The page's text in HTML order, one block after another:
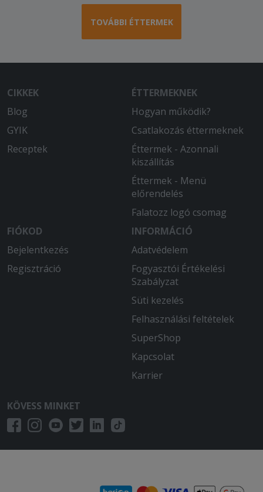
TOVÁBBI ÉTTERMEK
CIKKEK
Blog
GYIK
Receptek
ÉTTERMEKNEK
Hogyan működik?
Csatlakozás éttermeknek
Éttermek - Azonnali
kiszállítás
Éttermek - Menü
előrendelés
Falatozz logó csomag
FIÓKOD
Bejelentkezés
Regisztráció
INFORMÁCIÓ
Adatvédelem
Fogyasztói Értékelési
Szabályzat
Süti kezelés
Felhasználási feltételek
SuperShop
Kapcsolat
Karrier
KÖVESS MINKET